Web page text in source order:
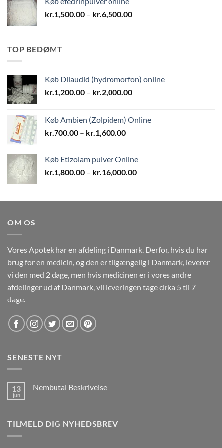
kr.1,800.00
kr. 1,500.00 – kr.6,500.00Prisinterval:
TOP BEDØMT
Køb Dilaudid (hydromorfon) online
kr.1,200.00 – kr.2,000.00Prisinterval:
kr.2,000.00
Køb Ambien (Zolpidem) Online
kr.700.00 – kr.1,600.00Prisinterval:
kr.1,600.00
Køb Etizolam pulver Online
kr.1,800.00 – kr.16,000.00Prisinterval:
kr.16,000.00
OM OS
Vores Apotek har en afdeling i Danmark. Derfor, hvis du har
brug for en medicin, og den er tilgængelig i Danmark, leverer
vi den med 2 dage, men hvis medicinen er i vores andre
afdelinger ud af Danmark, vil leveringen tage cirka 5 til 7
dage.
SENESTE NYT
13
jun
Nembutal Beskrivelse
Beskrivelse
TILMELD DIG NYHEDSBREV